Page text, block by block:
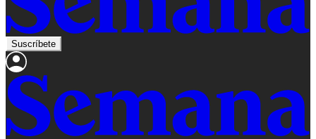
Suscríbete